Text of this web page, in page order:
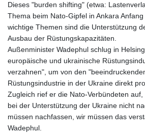
Dieses "burden shifting" (etwa:
Thema beim Nato-Gipfel in Ankara
wichtige Themen sind die Unterstützung
Ausbau der Rüstungskapazitäten.
Außenminister Wadephul schlug in
europäische und ukrainische
verzahnen", um von den
Rüstungsindustrie in der Ukraine direkt
Zugleich rief er die Nato-Verbündeten
bei der Unterstützung der Ukraine nicht
müssen nachfassen, wir müssen das
Wadephul.